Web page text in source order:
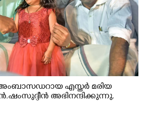
എസ്തർ മരിയ
അഭിനന്ദിക്കുന്നു.